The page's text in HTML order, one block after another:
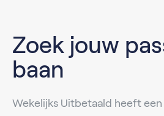
Zoek jouw
baan
Wekelijks Uitbetaald heeft